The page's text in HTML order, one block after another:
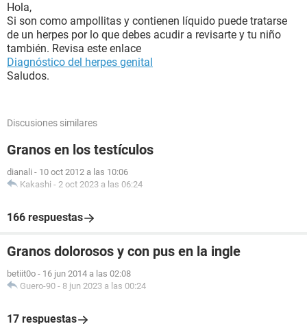
Hola,
Si son como ampollitas y contienen líquido puede tratarse
de un herpes por lo que debes acudir a revisarte y tu niño
también. Revisa este enlace
Diagnóstico del herpes genital
Saludos.
Discusiones similares
Granos en los testículos
dianali - 10 oct 2012 a las 10:06
Kakashi - 2 oct 2023 a las 06:24
166 respuestas
Granos dolorosos y con pus en la ingle
betiit0o - 16 jun 2014 a las 02:08
Guero-90 - 8 jun 2023 a las 00:24
17 respuestas